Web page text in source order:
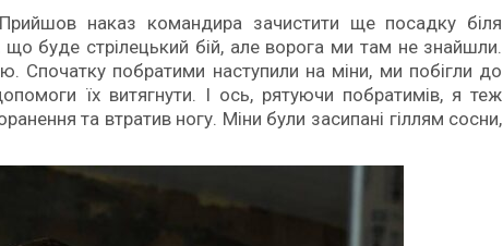
наказ командира зачистити ще посадку біля
що буде стрілецький бій, але ворога ми там не знайшли.
Спочатку побратими наступили на міни, ми побігли до
їх витягнути. І ось, рятуючи побратимів, я теж
та втратив ногу. Міни були засипані гіллям сосни,